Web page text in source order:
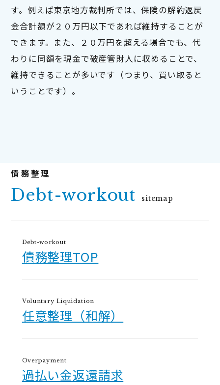
す。例えば東京地方裁判所では、保険の解約返戻
金合計額が２０万円以下であれば維持することが
できます。また、２０万円を超える場合でも、代
わりに同額を現金で破産管財人に収めることで、
維持できることが多いです（つまり、買い取ると
いうことです）。
Debt-workout sitemap
Debt-workout
債務整理TOP
Voluntary Liquidation
任意整理（和解）
Overpayment
過払い金返還請求